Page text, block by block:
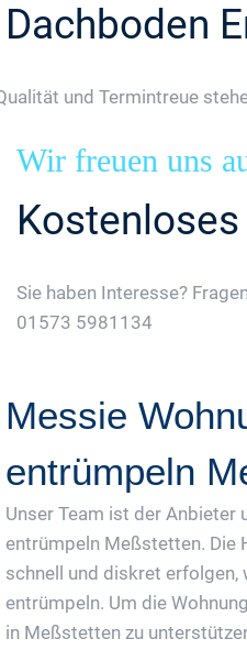
Dachboden
und Termintreue
Wir freuen uns
Sie haben Interesse?
01573 5981134
Messie
entrümpeln
Unser Team ist der Anbieter
entrümpeln Meßstetten. Die
schnell und diskret erfolgen,
entrümpeln. Um die
in Meßstetten zu